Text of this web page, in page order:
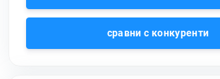
сравни с конкуренти